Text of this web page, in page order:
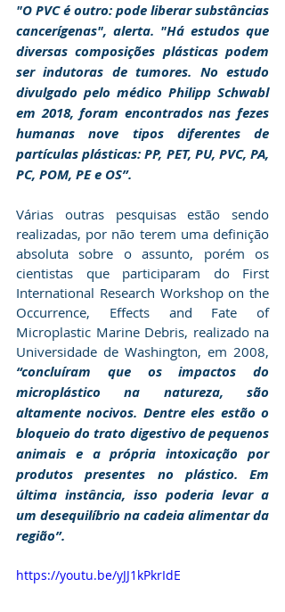
"O PVC é outro: pode liberar substâncias
cancerígenas", alerta. "Há estudos que
diversas composições plásticas podem
ser indutoras de tumores. No estudo
divulgado pelo médico Philipp Schwabl
em 2018, foram encontrados nas fezes
humanas nove tipos diferentes de
partículas plásticas: PP, PET, PU, PVC, PA,
PC, POM, PE e OS”.
Várias outras pesquisas estão sendo
realizadas, por não terem uma definição
absoluta sobre o assunto, porém os
cientistas que participaram do First
International Research Workshop on the
Occurrence, Effects and Fate of
Microplastic Marine Debris, realizado na
“concluíram que os impactos do
microplástico na natureza, são
altamente nocivos. Dentre eles estão o
bloqueio do trato digestivo de pequenos
animais e a própria intoxicação por
produtos presentes no plástico. Em
última instância, isso poderia levar a
um desequilíbrio na cadeia alimentar da
região”.
https://youtu.be/yJJ1kPkrIdE